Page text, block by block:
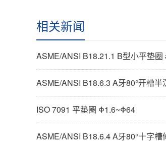
相关新闻
ASME/ANSI B18.21.1 B型小平垫圈
ASME/ANSI B18.6.3 A牙80°开槽半沉头自攻
ISO 7091 平垫圈 Φ1.6~Φ64
ASME/ANSI B18.6.4 A牙80°十字槽修剪小半沉头自